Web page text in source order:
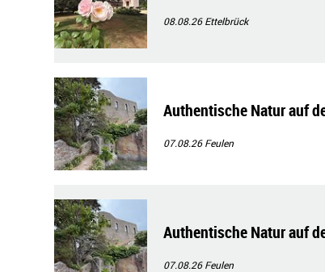
08.08.26Ettelbrück
Authentische Natur auf
07.08.26Feulen
Authentische Natur auf
07.08.26Feulen